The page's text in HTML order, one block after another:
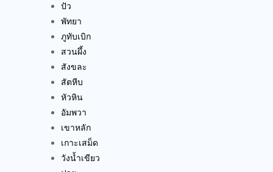
ปัว
พัทยา
ภูทับเบิก
สวนผึ้ง
สังขละ
สัตหีบ
หัวหิน
อัมพวา
เขาหลัก
เกาะเสม็ด
วังน้ำเขียว